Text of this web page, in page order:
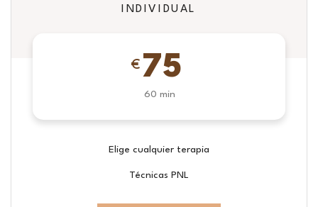
INDIVIDUAL
€ 75
60 min
Elige cualquier terapia
Técnicas PNL